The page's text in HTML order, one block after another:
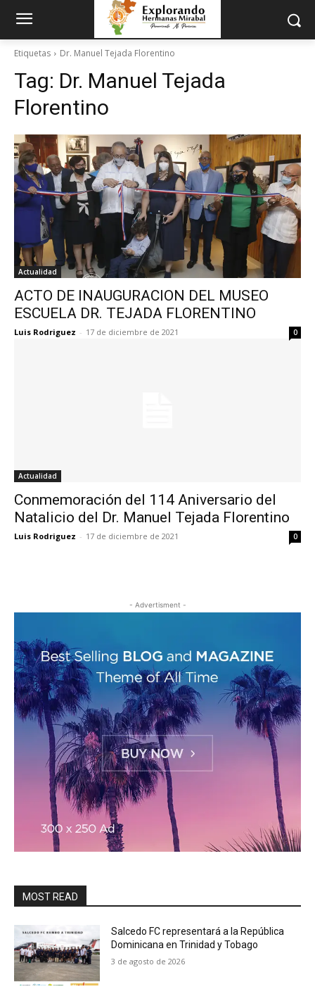
Etiquetas Dr. Manuel Tejada Florentino
Tag: Dr. Manuel Tejada
Florentino
Actualidad
ACTO DE INAUGURACION DEL MUSEO
ESCUELA DR. TEJADA FLORENTINO
Luis Rodriguez - 17 de diciembre de 2021 0
Actualidad
Conmemoración del 114 Aniversario del
Natalicio del Dr. Manuel Tejada Florentino
Luis Rodriguez - 17 de diciembre de 2021 0
- Advertisment -
MOST READ
Salcedo FC representará a la República
Dominicana en Trinidad y Tobago
3 de agosto de 2026